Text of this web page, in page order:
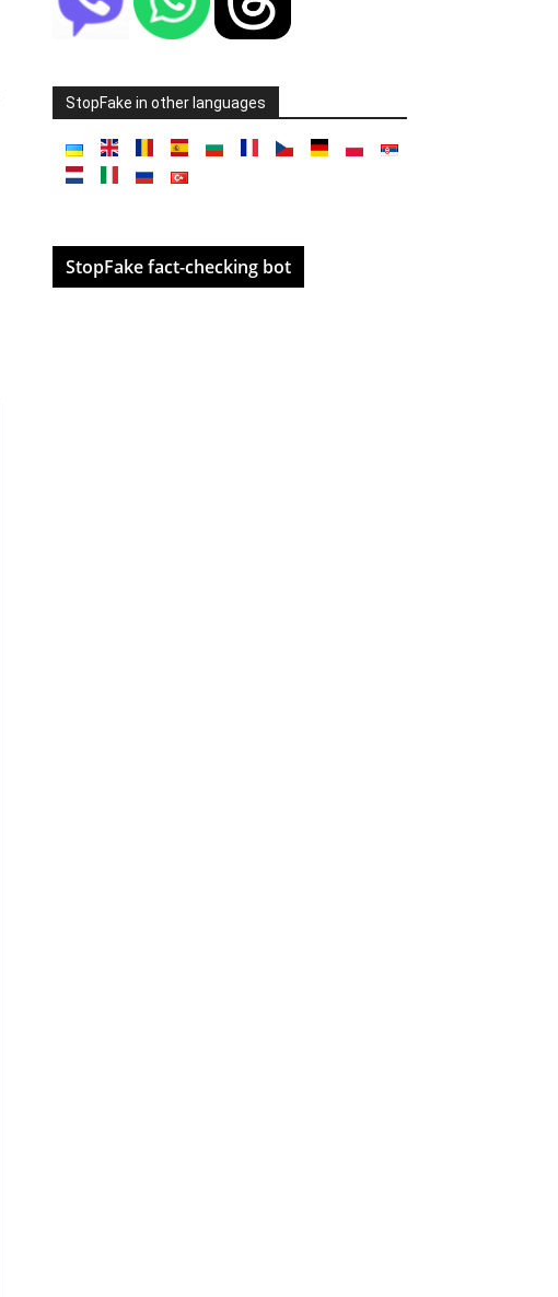
StopFake in other languages
StopFake fact-checking bot